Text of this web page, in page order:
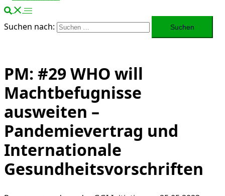
Suchen nach:
PM: #29 WHO will
Machtbefugnisse
ausweiten –
Pandemievertrag und
Internationale
Gesundheitsvorschriften